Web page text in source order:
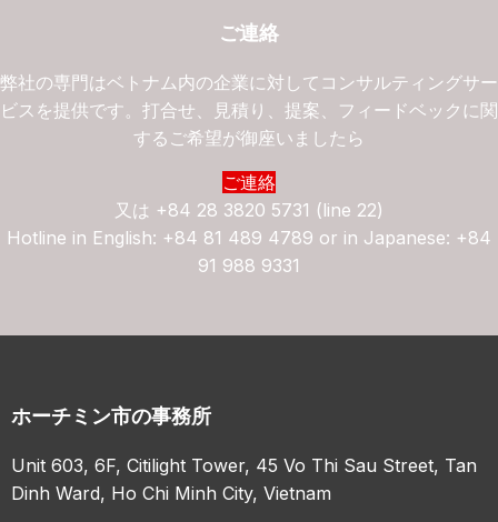
ご連絡
弊社の専門はベトナム内の企業に対してコンサルティングサー
ビスを提供です。打合せ、見積り、提案、フィードベックに関
するご希望が御座いましたら
ご連絡
又は +84 28 3820 5731 (line 22)
Hotline in English: +84 81 489 4789 or in Japanese: +84
91 988 9331
ホーチミン市の事務所
Unit 603, 6F, Citilight Tower, 45 Vo Thi Sau Street, Tan
Dinh Ward, Ho Chi Minh City, Vietnam